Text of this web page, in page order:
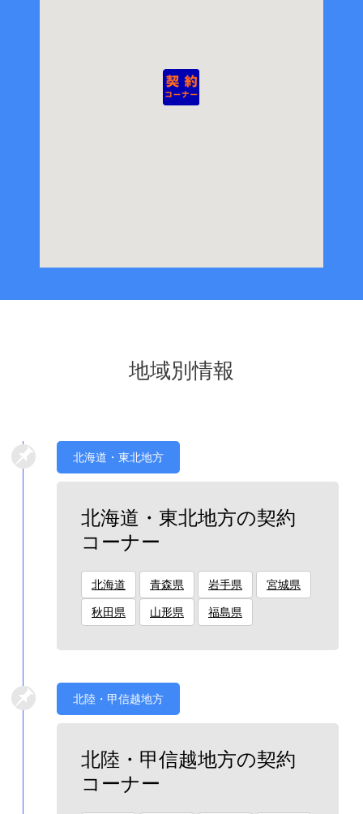
地域別情報
北海道・東北地方
北海道・東北地方の契約
コーナー
北海道 青森県 岩手県 宮城県
秋田県 山形県 福島県
北陸・甲信越地方
北陸・甲信越地方の契約
コーナー